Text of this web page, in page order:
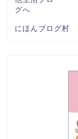
にほんブログ村